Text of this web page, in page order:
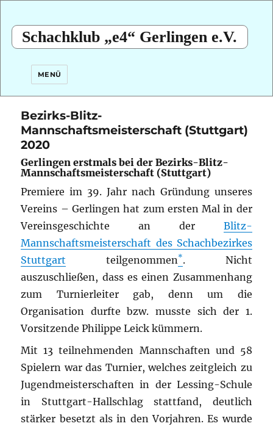
Schachklub „e4“ Gerlingen e.V.
MENÜ
Bezirks-Blitz-
Mannschaftsmeisterschaft (Stuttgart)
2020
Gerlingen erstmals bei der Bezirks-Blitz-
Mannschaftsmeisterschaft (Stuttgart)
Premiere im 39. Jahr nach Gründung unseres
Vereins – Gerlingen hat zum ersten Mal in der
Vereinsgeschichte an der Blitz-
Mannschaftsmeisterschaft des Schachbezirkes
Stuttgart teilgenommen*. Nicht
auszuschließen, dass es einen Zusammenhang
zum Turnierleiter gab, denn um die
Organisation durfte bzw. musste sich der 1.
Vorsitzende Philippe Leick kümmern.
Mit 13 teilnehmenden Mannschaften und 58
Spielern war das Turnier, welches zeitgleich zu
Jugendmeisterschaften in der Lessing-Schule
in Stuttgart-Hallschlag stattfand, deutlich
stärker besetzt als in den Vorjahren.Es wurde